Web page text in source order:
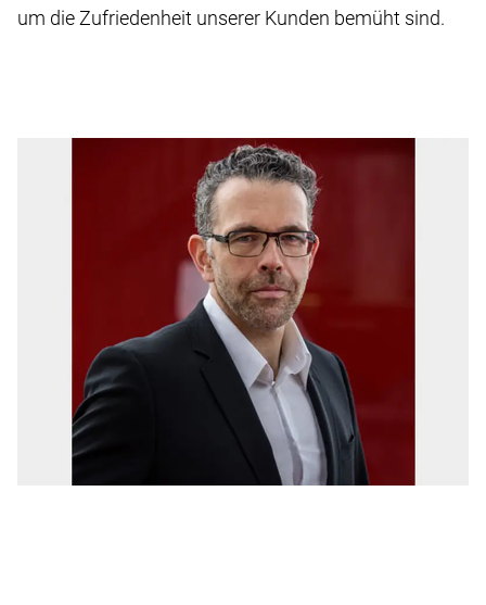
um die Zufriedenheit unserer Kunden bemüht sind.